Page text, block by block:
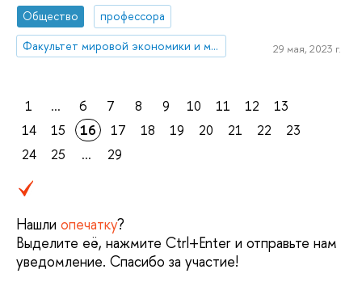
Общество
профессора
Факультет мировой экономики и мировой политики
29 мая, 2023 г.
1 ... 6 7 8 9 10 11 12
13
14
15 16 17 18 19 20 21 22
23
24
25 ... 29
Нашли опечатку?
Выделите её, нажмите Ctrl+Enter и отправьте нам
уведомление. Спасибо за участие!